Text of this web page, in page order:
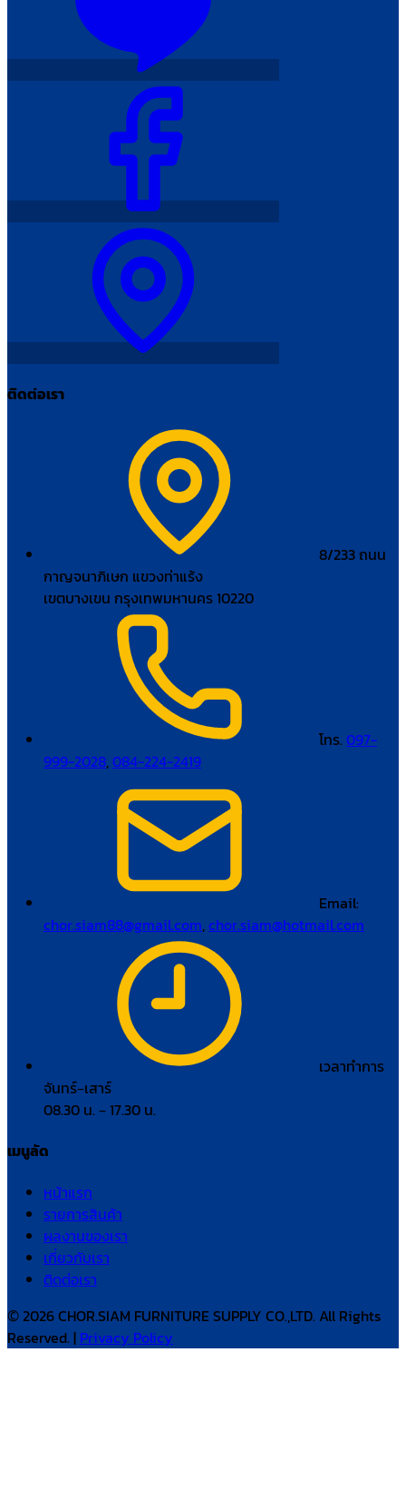
ติดต่อเรา
8/233 ถนน
กาญจนาภิเษก แขวงท่าแร้ง
เขตบางเขน กรุงเทพมหานคร 10220
โทร. 097-
999-2028,084-224-2419
Email:
chor.siam88@gmail.com,chor.siam@hotmail.com
เวลาทำการ
จันทร์–เสาร์
08.30 น. – 17.30 น.
เมนูลัด
หน้าแรก
รายการสินค้า
ผลงานของเรา
เกี่ยวกับเรา
ติดต่อเรา
© 2026 CHOR.SIAM FURNITURE SUPPLY CO.,LTD. All Rights
Reserved. | Privacy Policy